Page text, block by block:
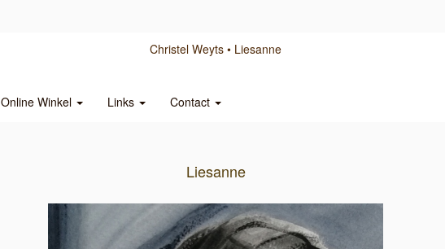
Christel Weyts Liesanne
Online Winkel Links Contact
Liesanne